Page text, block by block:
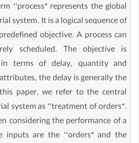
‘‘process” represents the global
system. It is a logical sequence of
objective. A process can
scheduled. The objective is
in terms of delay, quantity and
the delay is generally the
paper, we refer to the central
system as ‘‘treatment of orders”.
considering the performance of a
are the ‘‘orders” and the